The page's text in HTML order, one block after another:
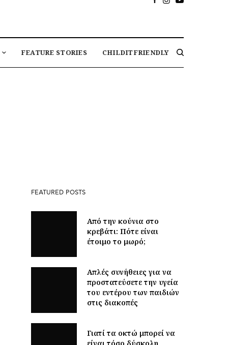
FEATURE STORIES CHILDITFRIENDLY
FEATURED POSTS
Από την κούνια στο
κρεβάτι: Πότε είναι
έτοιμο το μωρό;
Απλές συνήθειες για να
προστατεύσετε την υγεία
του εντέρου των παιδιών
στις διακοπές
Γιατί τα οκτώ μπορεί να